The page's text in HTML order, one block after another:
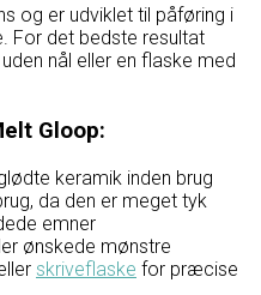
og er udviklet til påføring i
For det bedste resultat
nål eller en flaske med
Gloop:
keramik inden brug
da den er meget tyk
emner
ønskede mønstre
skriveflaske for præcise